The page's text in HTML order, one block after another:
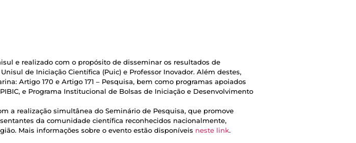
e realizado com o propósito de disseminar os resultados de
de Iniciação Científica (Puic) e Professor Inovador. Além destes,
Artigo 170 e Artigo 171 – Pesquisa, bem como programas apoiados
e Programa Institucional de Bolsas de Iniciação e Desenvolvimento
a realização simultânea do Seminário de Pesquisa, que promove
da comunidade científica reconhecidos nacionalmente,
Mais informações sobre o evento estão disponíveis neste link.